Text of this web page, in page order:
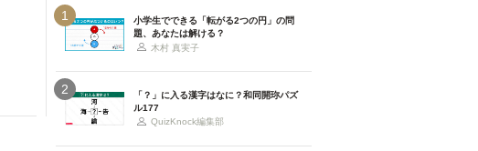
1
小学生でできる「転がる2つの円」の問
題、あなたは解ける？
木村 真実子
2
「？」に入る漢字はなに？和同開珎パズ
ル177
QuizKnock編集部